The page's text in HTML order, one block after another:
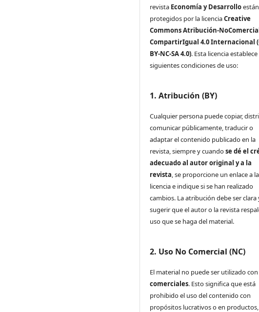
revista Economía y Desarrolloestán
protegidos por la licenciaCreative
Commons Atribución-
CompartirIgual 4.0 Internacional
BY-NC-SA 4.0). Esta licencia establece
siguientes condiciones de uso:
1. Atribución (BY)
Cualquier persona puede copiar,
comunicar públicamente, traducir o
adaptar el contenido publicado en la
revista, siempre y cuandose dé el
adecuado al autor original y a la
revista, se proporcione un enlace a la
licencia e indique si se han realizado
cambios. La atribución debe ser clara
sugerir que el autor o la revista
uso que se haga del material.
2. Uso No Comercial (NC)
El material no puede ser utilizado
comerciales. Esto significa que está
prohibido el uso del contenido con
propósitos lucrativos o en productos,